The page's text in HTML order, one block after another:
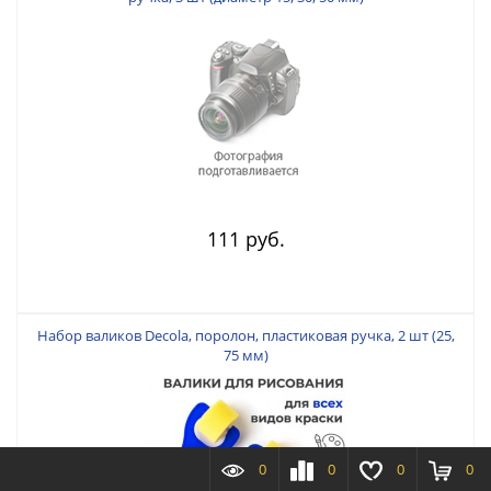
111 руб.
Набор валиков Decola, поролон, пластиковая ручка, 2 шт (25,
75 мм)
0 0 0 0